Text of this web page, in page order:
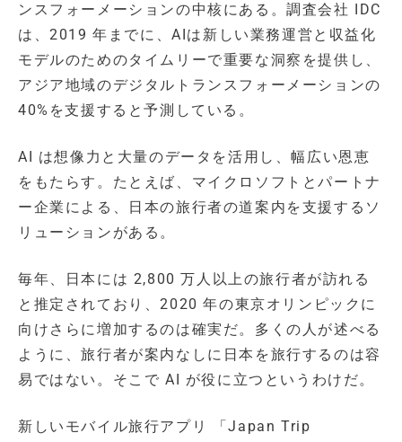
ンスフォーメーションの中核にある。調査会社 IDC
は、2019 年までに、AIは新しい業務運営と収益化
モデルのためのタイムリーで重要な洞察を提供し、
アジア地域のデジタルトランスフォーメーションの
40%を支援すると予測している。
AI は想像力と大量のデータを活用し、幅広い恩恵
をもたらす。たとえば、マイクロソフトとパートナ
ー企業による、日本の旅行者の道案内を支援するソ
リューションがある。
毎年、日本には 2,800 万人以上の旅行者が訪れる
と推定されており、2020 年の東京オリンピックに
向けさらに増加するのは確実だ。多くの人が述べる
ように、旅行者が案内なしに日本を旅行するのは容
易ではない。そこで AI が役に立つというわけだ。
新しいモバイル旅行アプリ 「Japan Trip